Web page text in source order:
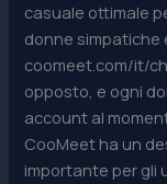
casuale ottimale
donne simpatiche
coomeet.com/it/
opposto, e ogni
account al
CooMeet ha un
importante per gli